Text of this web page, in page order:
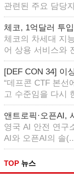
관련된 주요 담당
체코, 1억달러 투
체코의 차세대 지
어 상용 서비스와
[DEF CON 34] 이
“데프콘 CTF 본선
고 수준임을 다시
앤트로픽·오픈AI,
영국 AI 안전 연구
AI와 오픈AI의 솔
TOP 뉴스